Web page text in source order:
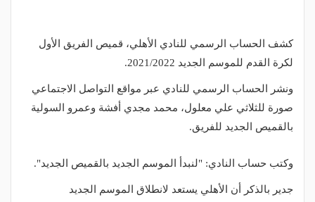
كشف الحساب الرسمي للنادي الأهلي، قميص الفريق الأول
لكرة القدم للموسم الجديد 2021/2022.
ونشر الحساب الرسمي للنادي عبر مواقع التواصل الاجتماعي
صورة للثلاثي علي معلول، محمد مجدي أفشة وعمرو السولية
بالقميص الجديد للفريق.
وكتب حساب النادي: "لنبدأ الموسم الجديد بالقميص الجديد".
جدير بالذكر أن الأهلي يستعد لانطلاق الموسم الجديد